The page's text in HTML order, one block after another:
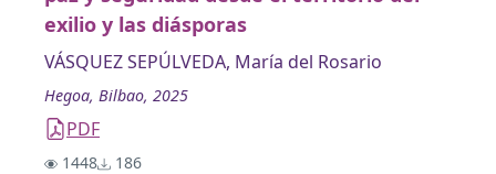
exilio y las diásporas
VÁSQUEZ SEPÚLVEDA, María del Rosario
Hegoa, Bilbao, 2025
PDF
1448 186